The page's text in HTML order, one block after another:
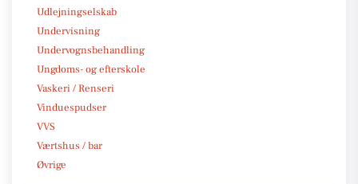
Udlejningselskab
Undervisning
Undervognsbehandling
Ungdoms- og efterskole
Vaskeri / Renseri
Vinduespudser
VVS
Værtshus / bar
Øvrige